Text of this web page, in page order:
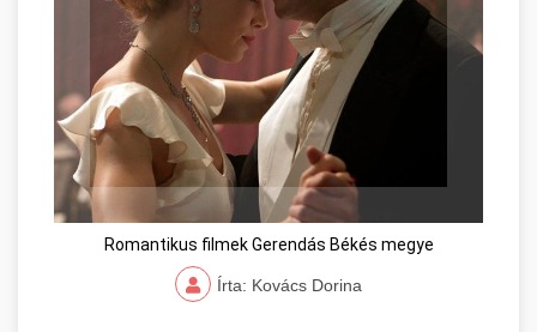
Romantikus filmek Gerendás Békés megye
Írta: Kovács Dorina